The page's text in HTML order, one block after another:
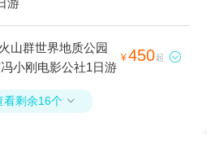
艇会+新埠岛国际游
山群世界地质公园
小刚电影公社1日游
¥450起 
看剩余16个 